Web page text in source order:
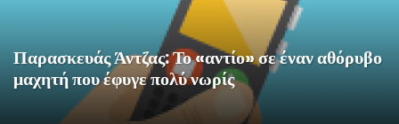
Παρασκευάς Άντζας: Το «αντίο» σε έναν αθόρυβο
μαχητή που έφυγε πολύ νωρίς